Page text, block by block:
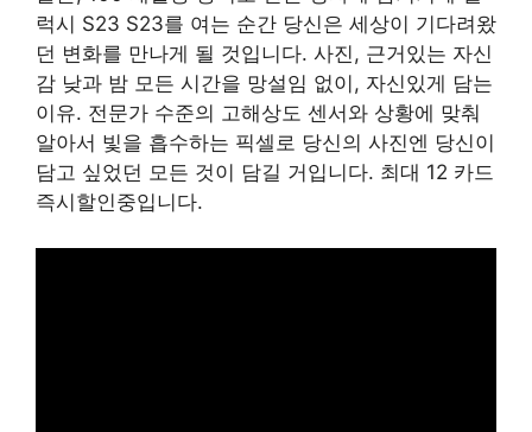
럭시 S23 S23를 여는 순간 당신은 세상이 기다려왔
던 변화를 만나게 될 것입니다. 사진, 근거있는 자신
감 낮과 밤 모든 시간을 망설임 없이, 자신있게 담는
이유. 전문가 수준의 고해상도 센서와 상황에 맞춰
알아서 빛을 흡수하는 픽셀로 당신의 사진엔 당신이
담고 싶었던 모든 것이 담길 거입니다. 최대 12 카드
즉시할인중입니다.